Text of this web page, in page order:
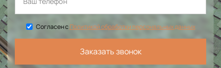
Согласен сПолитикой обработки персональных данных
Заказать звонок